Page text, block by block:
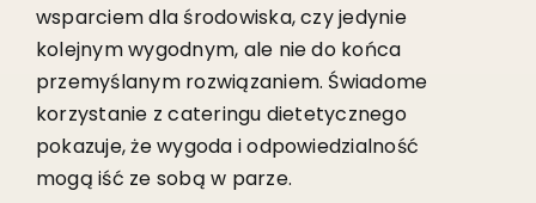
wsparciem dla środowiska, czy jedynie
kolejnym wygodnym, ale nie do końca
przemyślanym rozwiązaniem. Świadome
korzystanie z cateringu dietetycznego
pokazuje, że wygoda i odpowiedzialność
mogą iść ze sobą w parze.